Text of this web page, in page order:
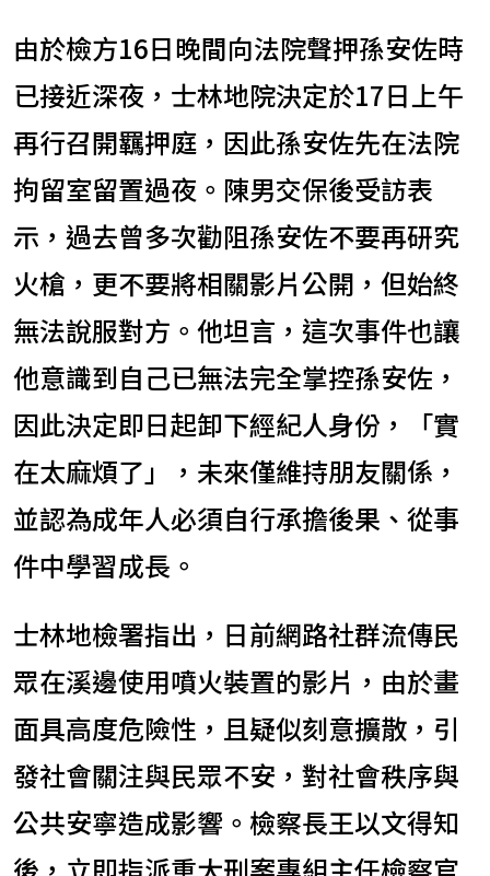
由於檢方16日晚間向法院聲押孫安佐時
已接近深夜，士林地院決定於17日上午
再行召開羈押庭，因此孫安佐先在法院
拘留室留置過夜。陳男交保後受訪表
示，過去曾多次勸阻孫安佐不要再研究
火槍，更不要將相關影片公開，但始終
無法說服對方。他坦言，這次事件也讓
他意識到自己已無法完全掌控孫安佐，
因此決定即日起卸下經紀人身份，「實
在太麻煩了」，未來僅維持朋友關係，
並認為成年人必須自行承擔後果、從事
件中學習成長。
士林地檢署指出，日前網路社群流傳民
眾在溪邊使用噴火裝置的影片，由於畫
面具高度危險性，且疑似刻意擴散，引
發社會關注與民眾不安，對社會秩序與
公共安寧造成影響。檢察長王以文得知